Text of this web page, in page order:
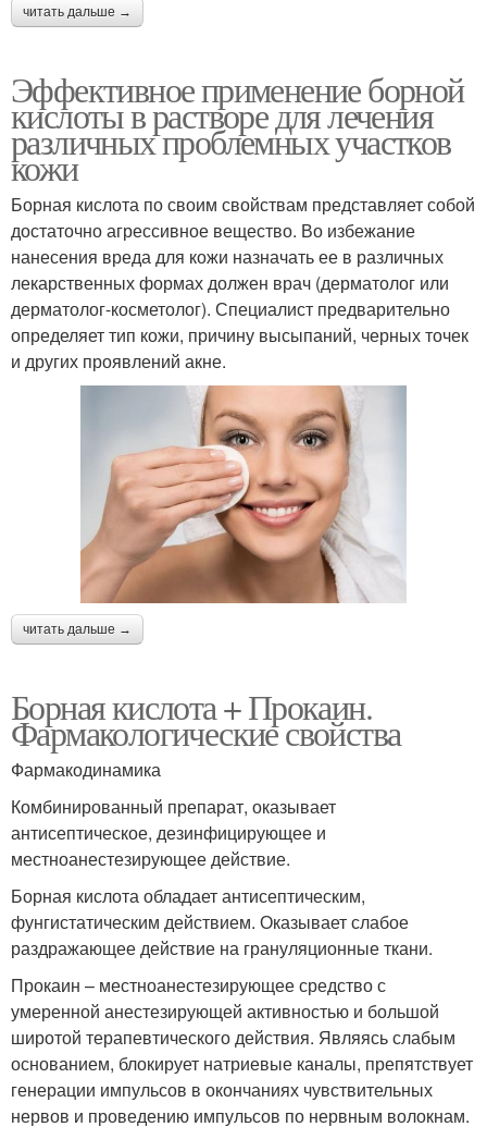
читать дальше →
Эффективное применение борной
кислоты в растворе для лечения
различных проблемных участков
кожи
Борная кислота по своим свойствам представляет собой
достаточно агрессивное вещество. Во избежание
нанесения вреда для кожи назначать ее в различных
лекарственных формах должен врач (дерматолог или
дерматолог-косметолог). Специалист предварительно
определяет тип кожи, причину высыпаний, черных точек
и других проявлений акне.
читать дальше →
Борная кислота + Прокаин.
Фармакологические свойства
Фармакодинамика
Комбинированный препарат, оказывает
антисептическое, дезинфицирующее и
местноанестезирующее действие.
Борная кислота обладает антисептическим,
фунгистатическим действием. Оказывает слабое
раздражающее действие на грануляционные ткани.
Прокаин – местноанестезирующее средство с
умеренной анестезирующей активностью и большой
широтой терапевтического действия. Являясь слабым
основанием, блокирует натриевые каналы, препятствует
генерации импульсов в окончаниях чувствительных
нервов и проведению импульсов по нервным волокнам.